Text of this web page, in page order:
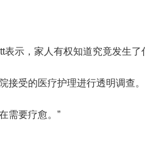
示，家人有权知道究竟发生了
接受的医疗护理进行透明调查。
需要疗愈。”